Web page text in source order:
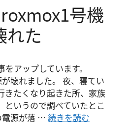
号機
れた
アップしています。
壊れました。 夜、寝てい
きたくなり起きた所、家族
というので調べていたとこ
電源が落 … 続きを読む